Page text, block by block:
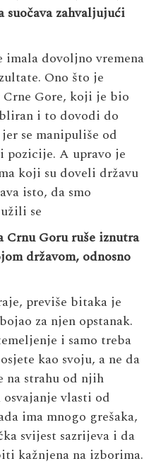
suočava zahvaljujući
imala dovoljno vremena
Ono što je
Gore, koji je bio
i to dovodi do
se manipuliše od
pozicije. A upravo je
koji su doveli državu
isto, da smo
se
Goru ruše iznutra
državom, odnosno
previše bitaka je
za njen opstanak.
i samo treba
kao svoju, a ne da
na strahu od njih
vlasti od
ima mnogo grešaka,
svijest sazrijeva i da
kažnjena na izborima.